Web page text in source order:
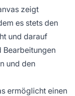
zeigt
es stets den
und darauf
Bearbeitungen
und den
ermöglicht einen